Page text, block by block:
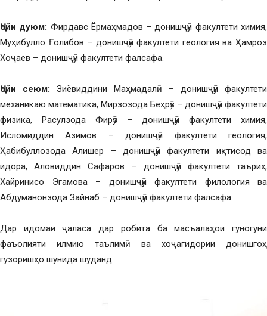
Ҷойи дуюм: Фирдавс Ёрмаҳмадов – донишҷӯи факултети химия,
Муҳибулло Ғолибов – донишҷӯи факултети геология ва Ҳамроз
Хоҷаев – донишҷӯи факултети фалсафа.
Ҷойи сеюм: Зиёвиддини Маҳмадалӣ – донишҷӯи факултети
механикаю математика, Мирзозода Беҳрӯз – донишҷӯи факултети
физика, Расулзода Фирӯз – донишҷӯи факултети химия,
Исломиддин Азимов – донишҷӯи факултети геология,
Ҳабибуллозода Алишер – донишҷӯи факултети иқтисод ва
идора, Аловиддин Сафаров – донишҷӯи факултети таърих,
Хайринисо Эгамова – донишҷӯи факултети филология ва
Абдуманонзода Зайнаб – донишҷӯи факултети фалсафа.
Дар идомаи ҷаласа дар робита ба масъалаҳои гуногуни
фаъолияти илмию таълимӣ ва хоҷагидории донишгоҳ
гузоришҳо шунида шуданд.